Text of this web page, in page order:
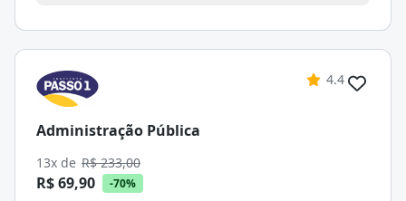
4.4
Administração Pública
13x de R$ 233,00
R$ 69,90 -70%